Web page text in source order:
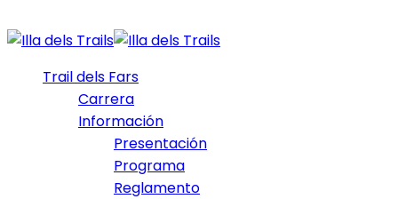
Trail dels Fars
Carrera
Información
Presentación
Programa
Reglamento